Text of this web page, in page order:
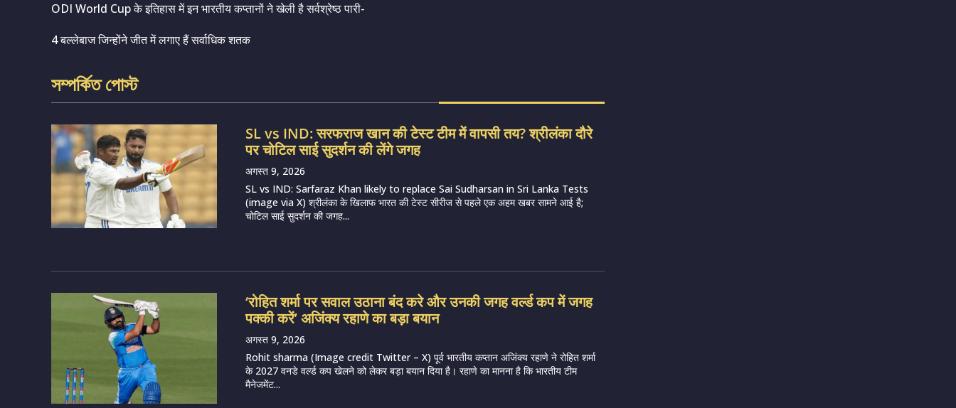
ODI World Cup के इतिहास में इन भारतीय कप्तानों ने खेली है सर्वश्रेष्ठ पारी-
4 बल्लेबाज जिन्होंने जीत में लगाए हैं सर्वाधिक शतक
সম্পর্কিত পোস্ট
SL vs IND: सरफराज खान की टेस्ट टीम में वापसी तय? श्रीलंका दौरे
पर चोटिल साई सुदर्शन की लेंगे जगह
अगस्त 9, 2026
SL vs IND: Sarfaraz Khan likely to replace Sai Sudharsan in Sri Lanka Tests
(image via X) श्रीलंका के खिलाफ भारत की टेस्ट सीरीज से पहले एक अहम खबर सामने आई है;
चोटिल साई सुदर्शन की जगह...
‘रोहित शर्मा पर सवाल उठाना बंद करे और उनकी जगह वर्ल्ड कप में जगह
पक्की करें’ अजिंक्य रहाणे का बड़ा बयान
अगस्त 9, 2026
Rohit sharma (Image credit Twitter – X) पूर्व भारतीय कप्तान अजिंक्य रहाणे ने रोहित शर्मा
के 2027 वनडे वर्ल्ड कप खेलने को लेकर बड़ा बयान दिया है। रहाणे का मानना है कि भारतीय टीम
मैनेजमेंट...